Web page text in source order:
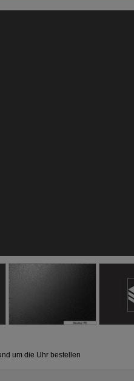
um die Uhr bestellen